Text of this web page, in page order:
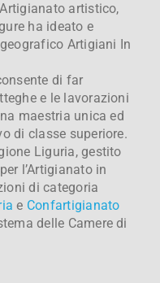
artistico,
ha ideato e
Artigiani In
di far
e le lavorazioni
maestria unica ed
di classe superiore.
Liguria, gestito
l’Artigianato in
di categoria
e Confartigianato
delle Camere di